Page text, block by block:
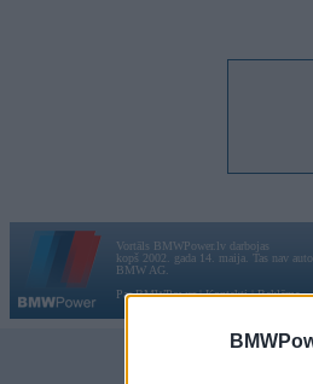
Vortāls BMWPower.lv darbojas
kopš 2002. gada 14. maija. Tas nav
BMW AG.
Par BMWPower|Kontakti|Reklāma